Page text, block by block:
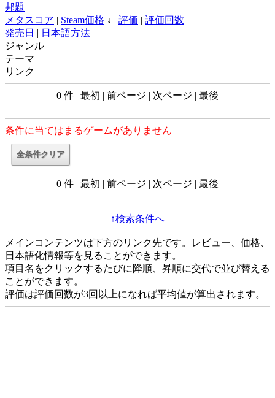
邦題
メタスコア | Steam価格 ↓ | 評価 | 評価回数
発売日 | 日本語方法
ジャンル
テーマ
リンク
0 件 | 最初 | 前ページ | 次ページ | 最後
条件に当てはまるゲームがありません
0 件 | 最初 | 前ページ | 次ページ | 最後
↑検索条件へ
メインコンテンツは下方のリンク先です。レビュー、価格、
日本語化情報等を見ることができます。
項目名をクリックするたびに降順、昇順に交代で並び替える
ことができます。
評価は評価回数が3回以上になれば平均値が算出されます。